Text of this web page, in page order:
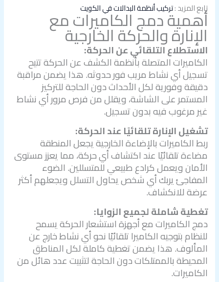
تابع المزيد :تركيب أنظمة البدالات في الكويت
أهمية دمج الكاميرات مع
الإنارة والحركة الخارجية
الاستطلاع التلقائي عن الحركة:
الكاميرات المتصلة بأنظمة الكشف عن الحركة تتيح
تسجيل أي نشاط مريب فور حدوثه. هذا يضمن مراقبة
دقيقة وفورية لكل الأحداث دون الحاجة للتركيز
المستمر على الشاشة، ويقلل من فرص مرور أي نشاط
غير مرغوب فيه بدون تسجيل.
تشغيل الإنارة تلقائيًا عند الحركة:
ربط الكاميرات بالإضاءة الخارجية يجعل المنطقة
مضاءة تلقائيًا عند اكتشاف أي حركة، مما يعزز مستوى
الأمان ويعمل كرادع طبيعي للمتسللين. الضوء
المفاجئ يربك أي شخص يحاول التسلل ويجعلهم أكثر
عرضة للانكشاف.
تغطية شاملة لجميع الزوايا:
دمج الكاميرات مع أجهزة استشعار الحركة يسمح
للنظام بتوجيه الكاميرا تلقائيًا نحو أي نشاط خارج عن
المألوف. هذا يضمن تغطية كاملة لكل المناطق
المحيطة بالممتلكات دون الحاجة لتثبيت عدد هائل من
الكاميرات.